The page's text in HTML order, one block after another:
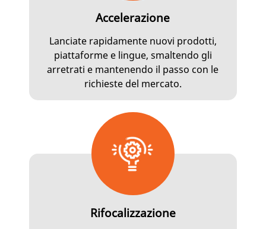
Accelerazione
Lanciate rapidamente nuovi prodotti,
piattaforme e lingue, smaltendo gli
arretrati e mantenendo il passo con le
richieste del mercato.
Rifocalizzazione